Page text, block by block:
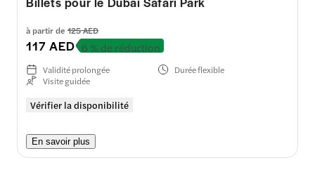
à partir de 125 AED
117 AED 6 % de réduction
Vérifier la disponibilité
Validité prolongée
Durée flexible
Visite guidée
En savoir plus